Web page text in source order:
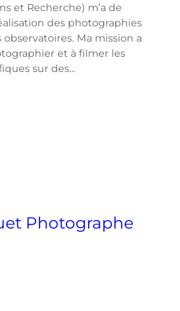
et Recherche) m’a de
des photographies
Ma mission a
et à filmer les
sur des…
Photographe